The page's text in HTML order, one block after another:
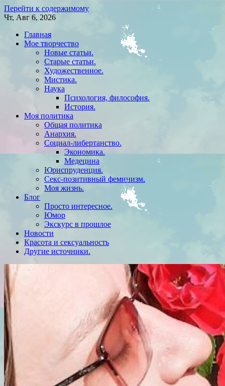
Перейти к содержимому
Чт, Авг 6, 2026
Главная
Мое творчество
Новые статьи.
Старые статьи.
Художественное.
Мистика.
Наука
Психология, философия.
История.
Моя политика
Общая политика
Анархия.
Социал-либертанство.
Экономика.
Медецина
Юриспруденция.
Секс-позитивный феминизм.
Моя жизнь.
Блог
Просто интересное.
Юмор
Экскурс в прошлое
Новости
Красота и сексуальность
Другие источники.